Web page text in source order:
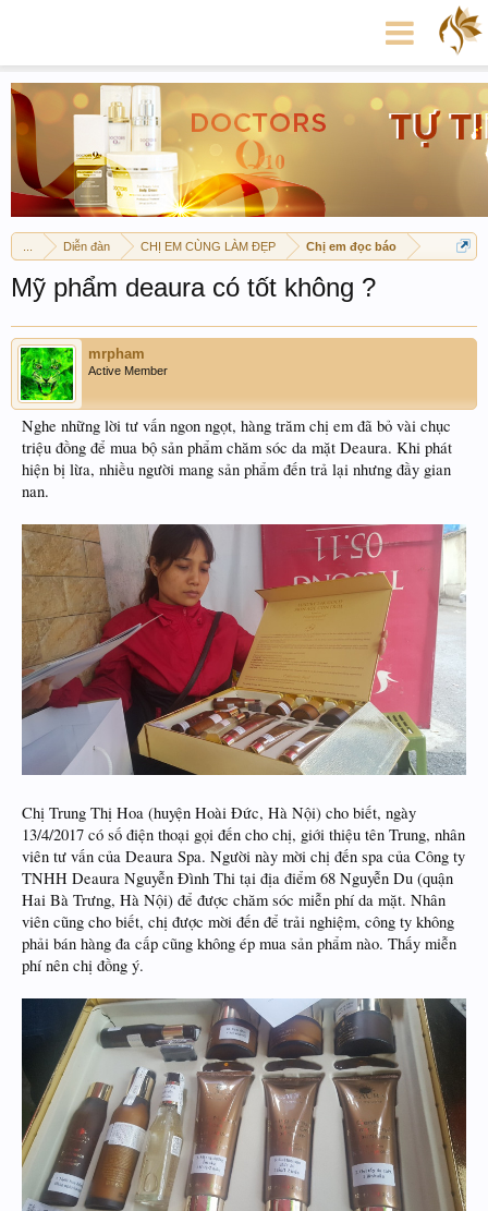
Diễn đàn CHỊ EM CÙNG LÀM ĐẸP Chị em đọc báo
Mỹ phẩm deaura có tốt không ?
mrpham
Active Member
Nghe những lời tư vấn ngon ngọt, hàng trăm chị em đã bỏ vài chục
triệu đồng để mua bộ sản phẩm chăm sóc da mặt Deaura. Khi phát
hiện bị lừa, nhiều người mang sản phẩm đến trả lại nhưng đầy gian
nan.
Chị Trung Thị Hoa (huyện Hoài Đức, Hà Nội) cho biết, ngày
13/4/2017 có số điện thoại gọi đến cho chị, giới thiệu tên Trung, nhân
viên tư vấn của Deaura Spa. Người này mời chị đến spa của Công ty
TNHH Deaura Nguyễn Đình Thi tại địa điểm 68 Nguyễn Du (quận
Hai Bà Trưng, Hà Nội) để được chăm sóc miễn phí da mặt. Nhân
viên cũng cho biết, chị được mời đến để trải nghiệm, công ty không
phải bán hàng đa cấp cũng không ép mua sản phẩm nào. Thấy miễn
phí nên chị đồng ý.